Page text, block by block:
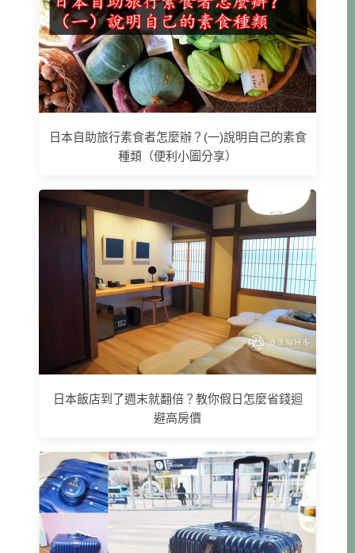
日本自助旅行素食者怎麼辦？(一)說明自己的素食
種類（便利小圖分享）
日本飯店到了週末就翻倍？教你假日怎麼省錢迴
避高房價